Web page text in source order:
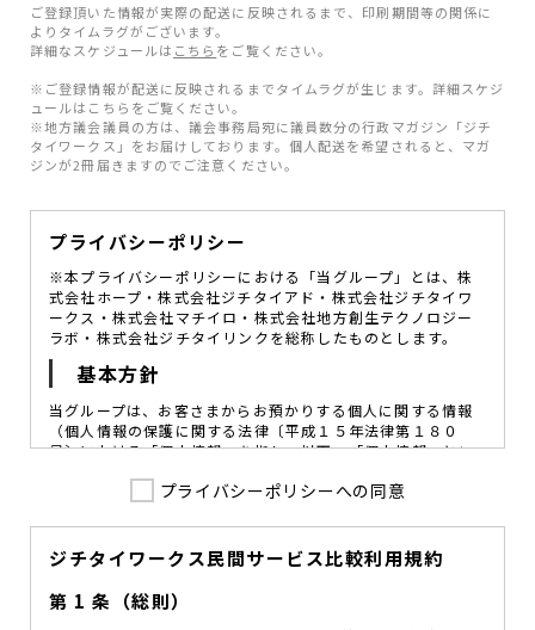
ご登録頂いた情報が実際の配送に反映されるまで、印刷期間等の関係に
よりタイムラグがございます。
詳細なスケジュールは こちら をご覧ください。
※ご登録情報が配送に反映されるまでタイムラグが生じます。詳細スケジ
ュールはこちらをご覧ください。
※地方議会議員の方は、議会事務局宛に議員数分の行政マガジン「ジチ
タイワークス」をお届けしております。個人配送を希望されると、マガ
ジンが2冊届きますのでご注意ください。
プライバシーポリシー
※本プライバシーポリシーにおける「当グループ」とは、株
式会社ホープ・株式会社ジチタイアド・株式会社ジチタイワ
ークス・株式会社マチイロ・株式会社地方創生テクノロジー
ラボ・株式会社ジチタイリンクを総称したものとします。
基本方針
当グループは、お客さまからお預かりする個人に関する情報
（個人情報の保護に関する法律〔平成１５年法律第１８０
号〕における「個人情報」を指し、以下、「個人情報」とい
図ることが、重要な社会的責務であると考えております。
を定め、役員及び従業員に個人情報保護の重要性の認識と取
組みを徹底させることによって、個人情報の適切な取り扱い
に努めてまいります。
プライバシーポリシーへの同意
ジチタイワークス民間サービス比較利用規約
第 1 条（総則）